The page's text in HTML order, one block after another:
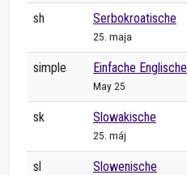
sh Serbokroatische
25. maja
simple Einfache Englische
May 25
sk Slowakische
25. máj
sl Slowenische